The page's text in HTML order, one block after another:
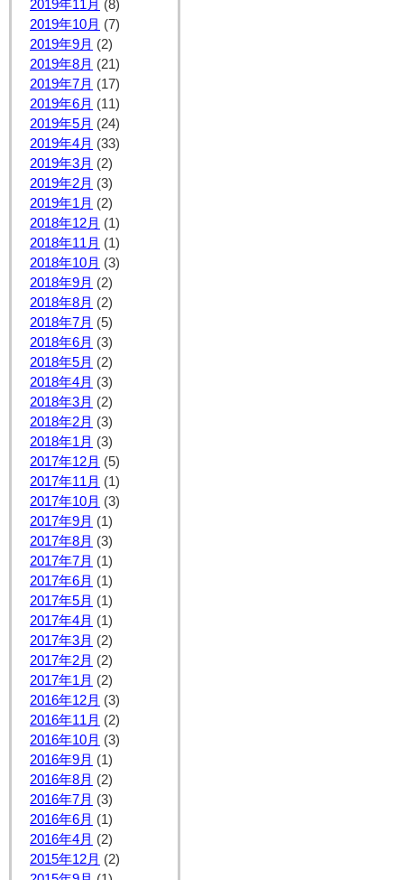
2019年11月 (8)
2019年10月 (7)
2019年9月 (2)
2019年8月 (21)
2019年7月 (17)
2019年6月 (11)
2019年5月 (24)
2019年4月 (33)
2019年3月 (2)
2019年2月 (3)
2019年1月 (2)
2018年12月 (1)
2018年11月 (1)
2018年10月 (3)
2018年9月 (2)
2018年8月 (2)
2018年7月 (5)
2018年6月 (3)
2018年5月 (2)
2018年4月 (3)
2018年3月 (2)
2018年2月 (3)
2018年1月 (3)
2017年12月 (5)
2017年11月 (1)
2017年10月 (3)
2017年9月 (1)
2017年8月 (3)
2017年7月 (1)
2017年6月 (1)
2017年5月 (1)
2017年4月 (1)
2017年3月 (2)
2017年2月 (2)
2017年1月 (2)
2016年12月 (3)
2016年11月 (2)
2016年10月 (3)
2016年9月 (1)
2016年8月 (2)
2016年7月 (3)
2016年6月 (1)
2016年4月 (2)
2015年12月 (2)